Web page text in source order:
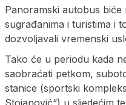
Panoramski autobus biće
sugrađanima i turistima i
dozvoljavali vremenski
Tako će u periodu kada
saobraćati petkom,
stanice (sportski
Stojanović“) u sljedećim